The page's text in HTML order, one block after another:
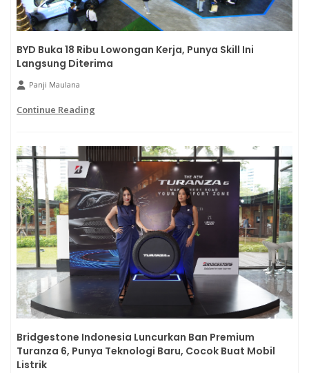
BYD Buka 18 Ribu Lowongan Kerja, Punya Skill Ini
Langsung Diterima
Panji Maulana
Continue Reading
Bridgestone Indonesia Luncurkan Ban Premium
Turanza 6, Punya Teknologi Baru, Cocok Buat Mobil
Listrik